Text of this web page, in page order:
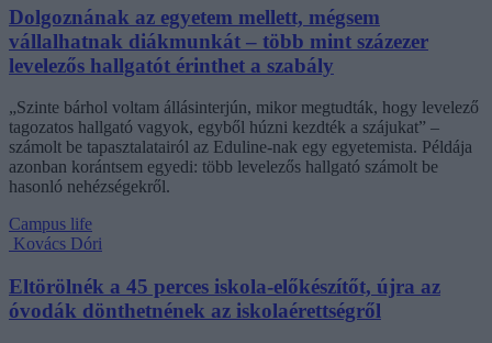
Dolgoznának az egyetem mellett, mégsem
vállalhatnak diákmunkát – több mint százezer
levelezős hallgatót érinthet a szabály
„Szinte bárhol voltam állásinterjún, mikor megtudták, hogy levelező
tagozatos hallgató vagyok, egyből húzni kezdték a szájukat” –
számolt be tapasztalatairól az Eduline-nak egy egyetemista. Példája
azonban korántsem egyedi: több levelezős hallgató számolt be
hasonló nehézségekről.
Campus life
Kovács Dóri
Eltörölnék a 45 perces iskola-előkészítőt, újra az
óvodák dönthetnének az iskolaérettségről